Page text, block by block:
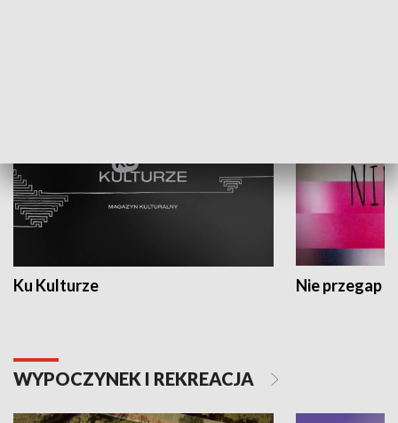
Ku Kulturze Nie przegap
WYPOCZYNEK I REKREACJA